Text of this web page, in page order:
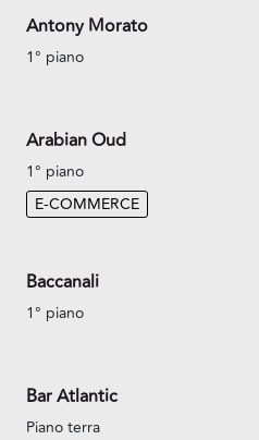
Antony Morato
1° piano
Arabian Oud
1° piano
E-COMMERCE
Baccanali
1° piano
Bar Atlantic
Piano terra